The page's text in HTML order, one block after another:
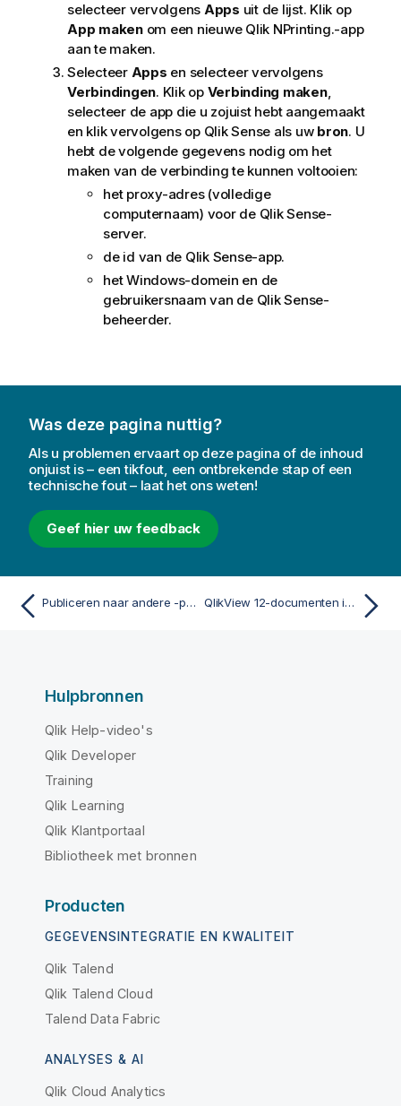
selecteer vervolgens Apps uit de lijst. Klik op
App makenom een nieuwe Qlik NPrinting.-app
aan te maken.
Selecteer Apps en selecteer vervolgens
Verbindingen. Klik op Verbinding maken,
selecteer de app die u zojuist hebt aangemaakt
en klik vervolgens op Qlik Sense als uw bron. U
hebt de volgende gegevens nodig om het
maken van de verbinding te kunnen voltooien:
het proxy-adres (volledige
computernaam) voor de Qlik Sense-
server.
de id van de Qlik Sense-app.
het Windows-domein en de
gebruikersnaam van de Qlik Sense-
beheerder.
Was deze pagina nuttig?
Als u problemen ervaart op deze pagina of de inhoud
onjuist is – een tikfout, een ontbrekende stap of een
technische fout – laat het ons weten!
Geef hier uw feedback
Publiceren naar andere -platformsQlik Sense QlikView 12-documenten in Qlik Sense
Hulpbronnen
Qlik Help-video's
Qlik Developer
Training
Qlik Learning
Qlik Klantportaal
Bibliotheek met bronnen
Producten
GEGEVENSINTEGRATIE EN KWALITEIT
Qlik Talend
Qlik Talend Cloud
Talend Data Fabric
ANALYSES & AI
Qlik Cloud Analytics